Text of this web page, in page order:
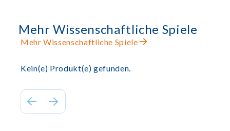
Mehr Wissenschaftliche Spiele
Mehr Wissenschaftliche Spiele
Kein(e) Produkt(e) gefunden.